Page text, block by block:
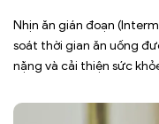
Nhịn ăn gián đoạn
soát thời gian ăn uống
nặng và cải thiện sức
sức, mất cơ […]